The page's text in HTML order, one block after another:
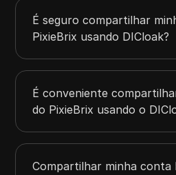
É seguro compartilhar
PixieBrix usando DICloak?
É conveniente
do PixieBrix usando o
Compartilhar minha conta